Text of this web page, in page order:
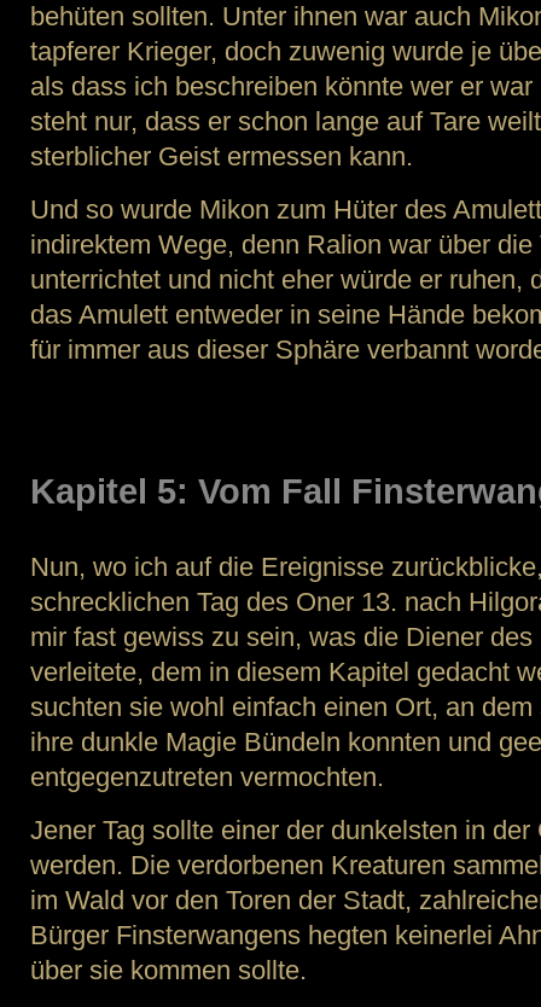
behüten sollten. Unter ihnen war auch
tapferer Krieger, doch zuwenig wurde je
als dass ich beschreiben könnte wer er
steht nur, dass er schon lange auf Tare
sterblicher Geist ermessen kann.
Und so wurde Mikon zum Hüter des
indirektem Wege, denn Ralion war über
unterrichtet und nicht eher würde er ruhen,
das Amulett entweder in seine Hände
für immer aus dieser Sphäre verbannt
Kapitel 5: Vom Fall
Nun, wo ich auf die Ereignisse
schrecklichen Tag des Oner 13. nach
mir fast gewiss zu sein, was die Diener
verleitete, dem in diesem Kapitel gedacht
suchten sie wohl einfach einen Ort, an
ihre dunkle Magie Bündeln konnten und
entgegenzutreten vermochten.
Jener Tag sollte einer der dunkelsten in
werden. Die verdorbenen Kreaturen
im Wald vor den Toren der Stadt,
Bürger Finsterwangens hegten keinerlei
über sie kommen sollte.